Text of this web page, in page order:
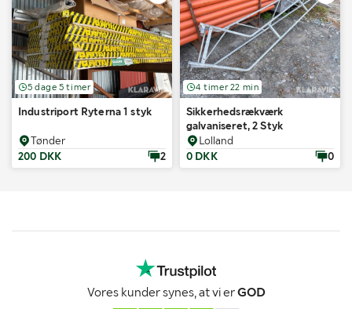
5 dage 5 timer
Industriport Ryterna 1 styk
Tønder
200 DKK
2
4 timer 22 min
Sikkerhedsrækværk
galvaniseret, 2 Styk
Lolland
0 DKK
0
Vores kunder synes, at vi erGOD